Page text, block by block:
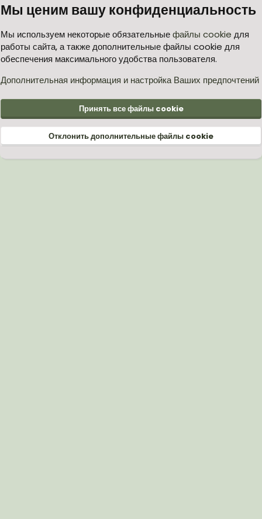
Мы ценим вашу конфиденциальность
Мы используем некоторые обязательныефайлы cookie для
работы сайта, а также дополнительные файлы cookie для
обеспечения максимального удобства пользователя.
Дополнительная информация и настройка Ваших предпочтений
Принять все файлы cookie
Отклонить дополнительные файлы cookie